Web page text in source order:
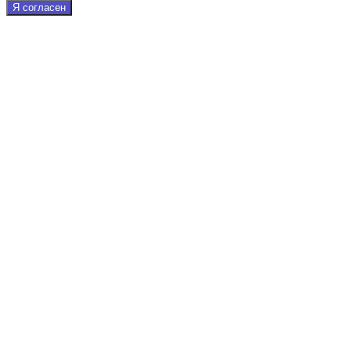
Я согласен